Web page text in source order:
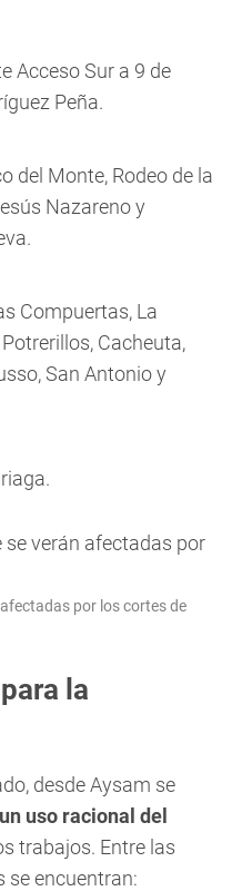
Acceso Sur a 9 de
Peña.
del Monte, Rodeo de la
Nazareno y
Compuertas, La
Cacheuta,
San Antonio y
por los cortes de
la
desde Aysam se
uso racional del
trabajos. Entre las
se encuentran: